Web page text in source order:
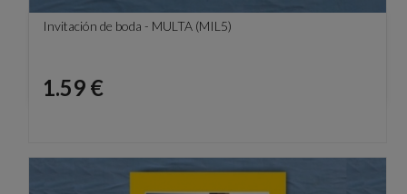
Invitación de boda - MULTA (MIL5)
Precio
1.59 €